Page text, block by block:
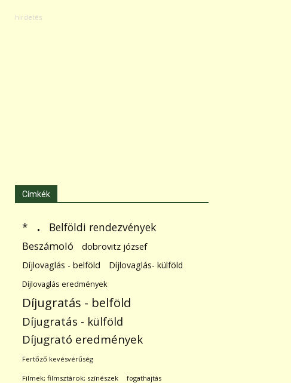
Címkék
* . Belföldi rendezvények
Beszámoló dobrovitz józsef
Díjlovaglás - belföld Díjlovaglás- külföld
Díjlovaglás eredmények
Díjugratás - belföld
Díjugratás - külföld
Díjugrató eredmények
Fertőző kevésvérűség
Filmek; filmsztárok; színészek fogathajtás